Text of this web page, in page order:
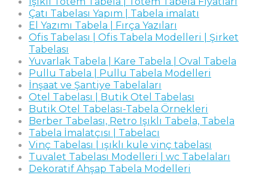
Çatı Tabelası Yapım | Tabela imalatı
El Yazımı Tabela | Fırça Yazıları
Ofis Tabelası | Ofis Tabela Modelleri | Şirket
Tabelası
Yuvarlak Tabela | Kare Tabela | Oval Tabela
Pullu Tabela | Pullu Tabela Modelleri
İnşaat ve Şantiye Tabelaları
Otel Tabelası | Butik Otel Tabelası
Butik Otel Tabelası-Tabela Örnekleri
Berber Tabelası, Retro Işıklı Tabela, Tabela
Tabela İmalatçısı | Tabelacı
Vinç Tabelası | ışıklı kule vinç tabelası
Tuvalet Tabelası Modelleri | wc Tabelaları
Dekoratif Ahşap Tabela Modelleri